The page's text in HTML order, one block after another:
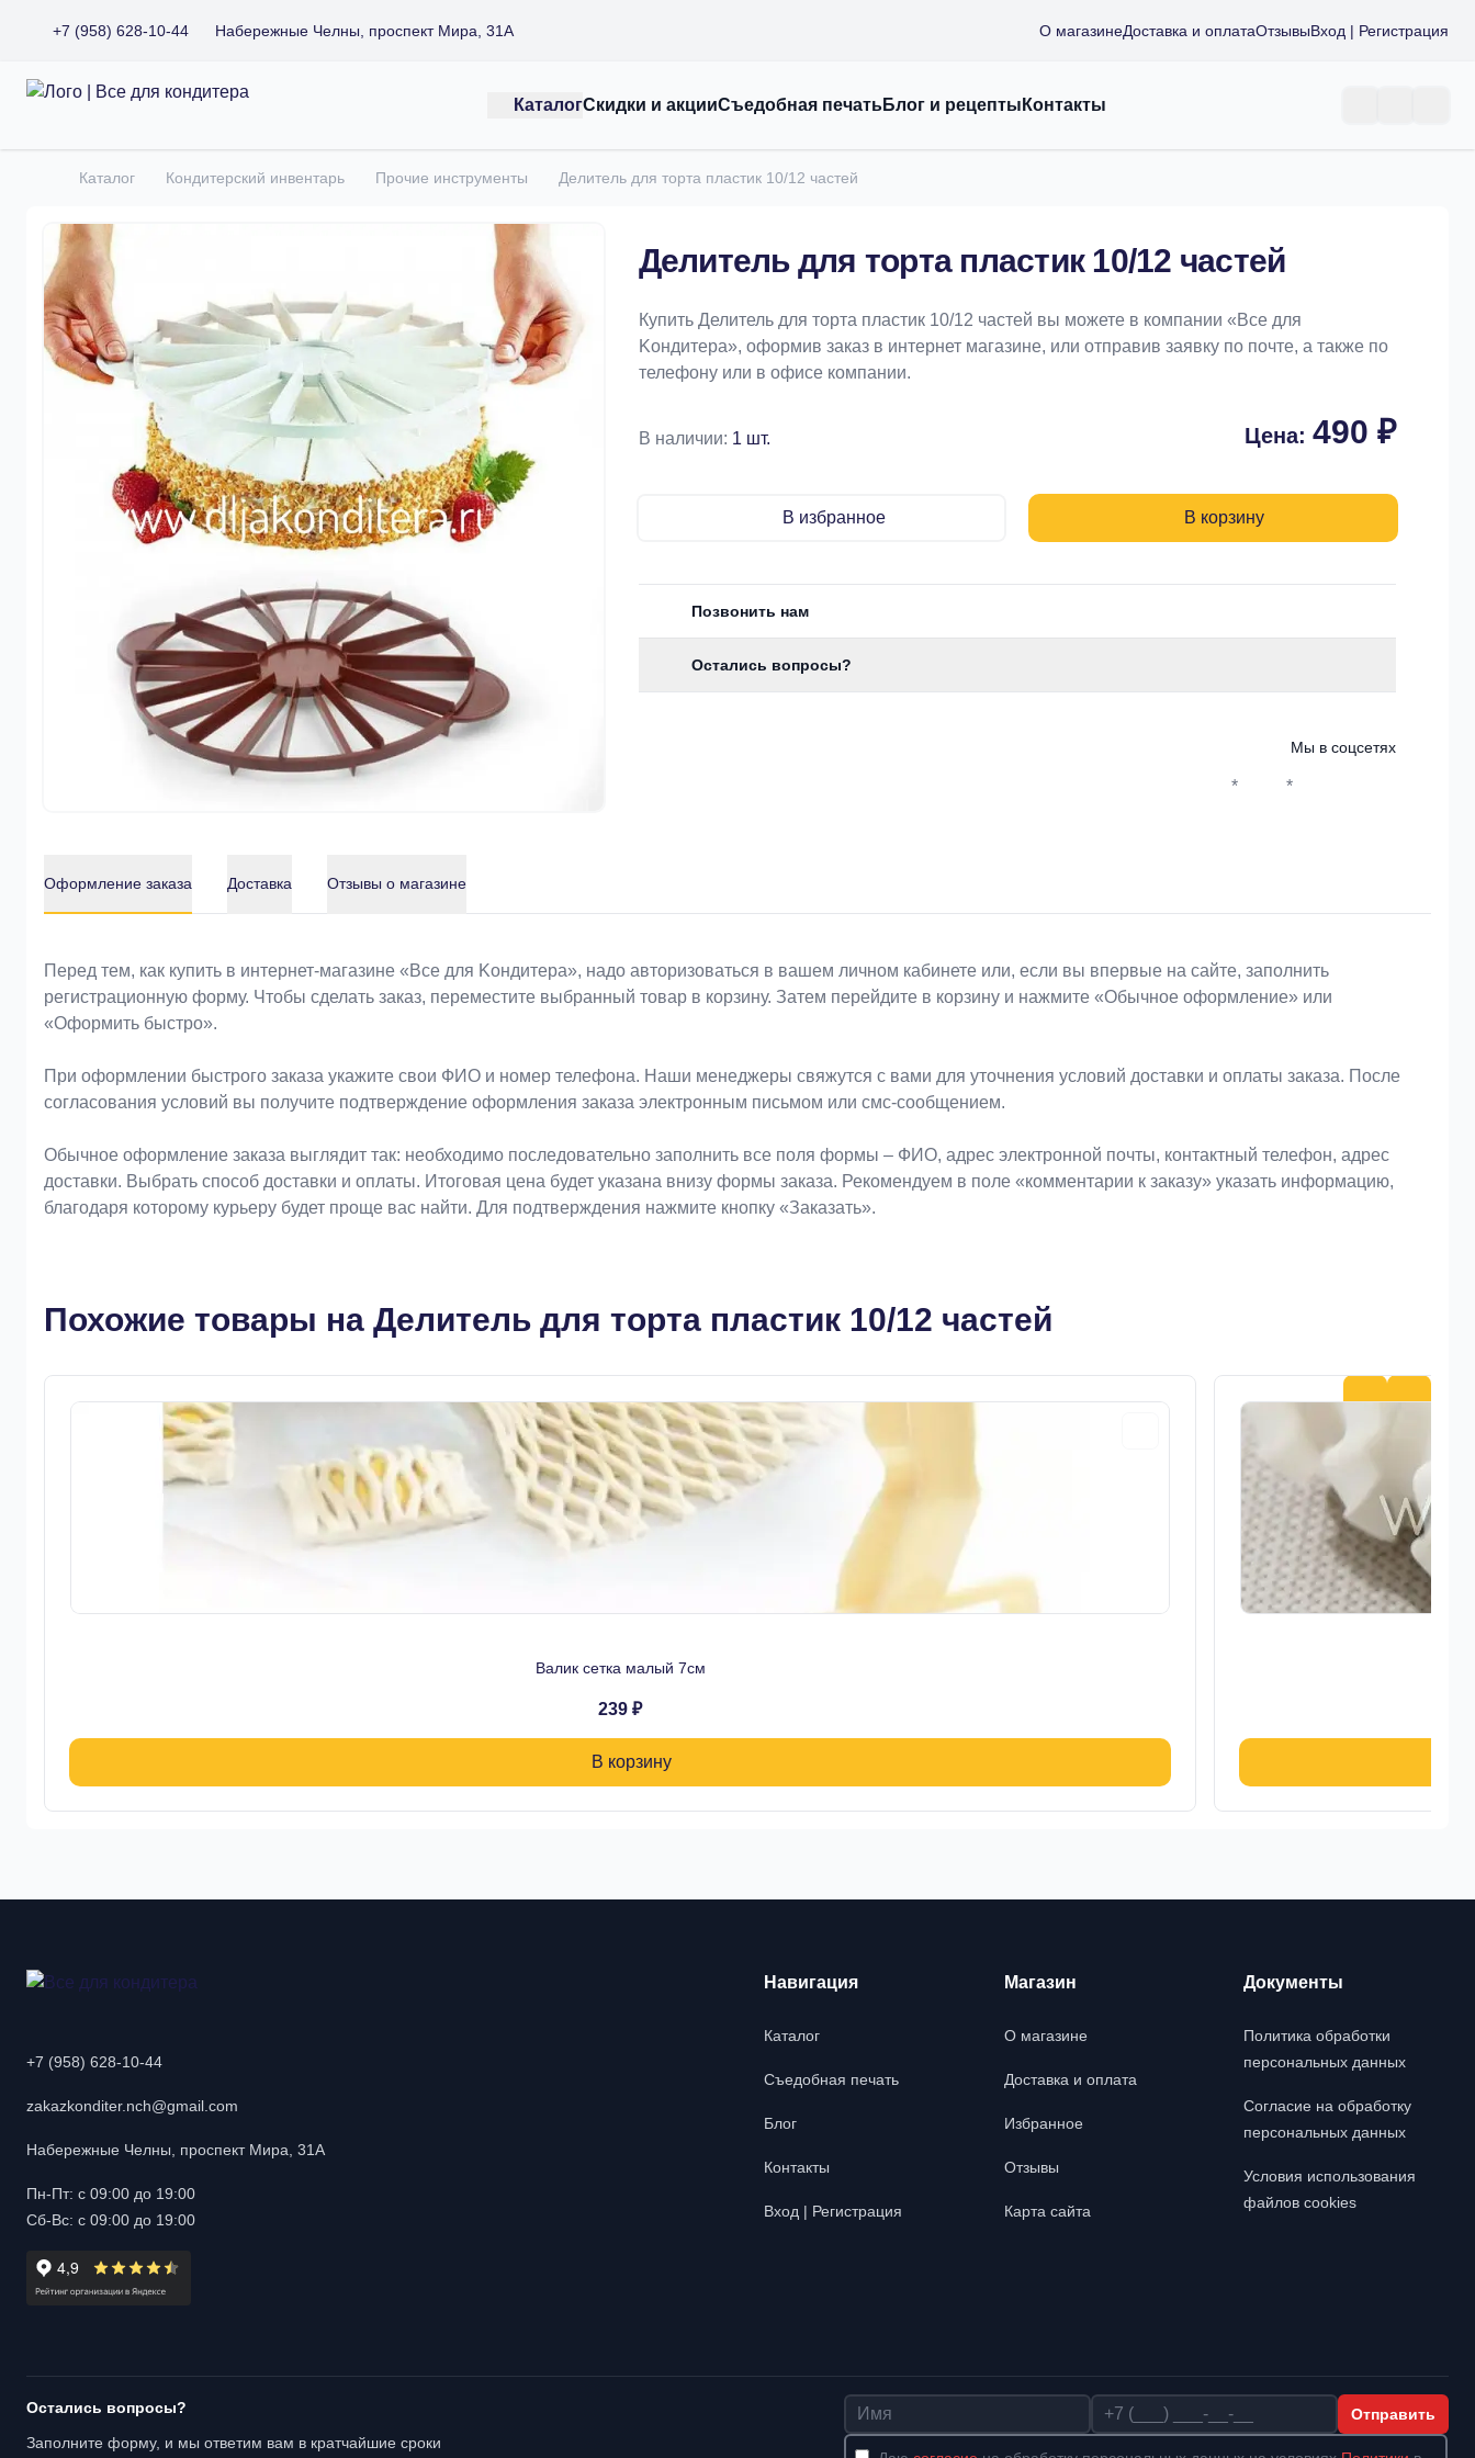
+7 (958) 628-10-44 Набережные Челны, проспект Мира, 31А О магазинеДоставка и оплатаОтзывыВход | Регистрация
Все для кондитера
КаталогСкидки и акцииСъедобная печатьБлог и рецепты Контакты
Главная
Каталог Кондитерский инвентарь Прочие инструменты Делитель для торта пластик 10/12 частей
Делитель для торта пластик 10/12 частей
Купить Делитель для торта пластик 10/12 частей вы можете в компании «Bce для
Koндитeрa», оформив заказ в интернет магазине, или отправив заявку по почте, а также по
телефону или в офисе компании.
В наличии: 1 шт. Цена: 490 ₽
В избранное В корзину
Позвонить нам
Остались вопросы?
Мы в соцсетях
* *
Оформление заказа Доставка Отзывы о магазине
Оформление заказа
Перед тем, как купить в интернет-магазине «Bce для Koндитeрa», надо авторизоваться в вашем личном кабинете или, если вы впервые на сайте, заполнить
регистрационную форму. Чтобы сделать заказ, переместите выбранный товар в корзину. Затем перейдите в корзину и нажмите «Обычное оформление» или
«Оформить быстро».
При оформлении быстрого заказа укажите свои ФИО и номер телефона. Наши менеджеры свяжутся с вами для уточнения условий доставки и оплаты заказа. После
согласования условий вы получите подтверждение оформления заказа электронным письмом или смс-сообщением.
Обычное оформление заказа выглядит так: необходимо последовательно заполнить все поля формы – ФИО, адрес электронной почты, контактный телефон, адрес
доставки. Выбрать способ доставки и оплаты. Итоговая цена будет указана внизу формы заказа. Рекомендуем в поле «комментарии к заказу» указать информацию,
благодаря которому курьеру будет проще вас найти. Для подтверждения нажмите кнопку «Заказать».
Похожие товары на Делитель для торта пластик 10/12 частей
Валик сетка малый 7см
239 ₽
В корзину
+7 (958) 628-10-44
zakazkonditer.nch@gmail.com
Набережные Челны, проспект Мира, 31А
Пн-Пт: с 09:00 до 19:00
Сб-Вс: с 09:00 до 19:00
Навигация
Каталог
Съедобная печать
Блог
Контакты
Вход | Регистрация
Магазин
О магазине
Доставка и оплата
Избранное
Отзывы
Карта сайта
Документы
Политика обработки
персональных данных
Согласие на обработку
персональных данных
Условия использования
файлов cookies
Остались вопросы?
Заполните форму, и мы ответим вам в кратчайшие сроки
Имя Телефон Отправить